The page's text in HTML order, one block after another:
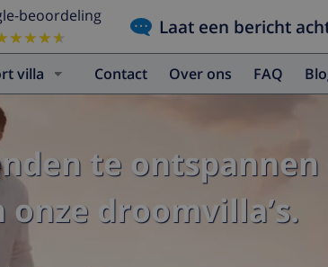
beoordeling
Laat een bericht
villa Contact Over ons FAQ
te
droomvilla’s.